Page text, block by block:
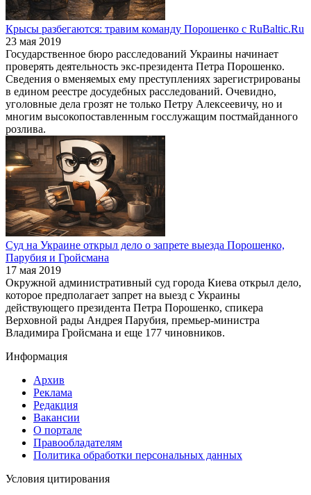
Крысы разбегаются: травим команду Порошенко с RuBaltic.Ru
23 мая 2019
Государственное бюро расследований Украины начинает
проверять деятельность экс-президента Петра Порошенко.
Сведения о вменяемых ему преступлениях зарегистрированы
в едином реестре досудебных расследований. Очевидно,
уголовные дела грозят не только Петру Алексеевичу, но и
многим высокопоставленным госслужащим постмайданного
розлива.
Суд на Украине открыл дело о запрете выезда Порошенко,
Парубия и Гройсмана
17 мая 2019
Окружной административный суд города Киева открыл дело,
которое предполагает запрет на выезд с Украины
действующего президента Петра Порошенко, спикера
Верховной рады Андрея Парубия, премьер-министра
Владимира Гройсмана и еще 177 чиновников.
Информация
Архив
Реклама
Редакция
Вакансии
О портале
Правообладателям
Политика обработки персональных данных
Условия цитирования